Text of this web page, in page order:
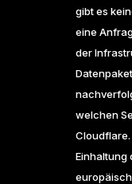
gibt es
eine
der
welchen
Einhaltung